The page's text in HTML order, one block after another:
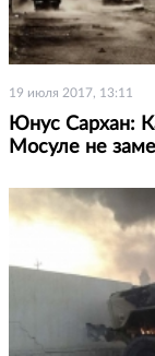
19 июля 2017, 13:11
Юнус Сархан:
Мосуле не